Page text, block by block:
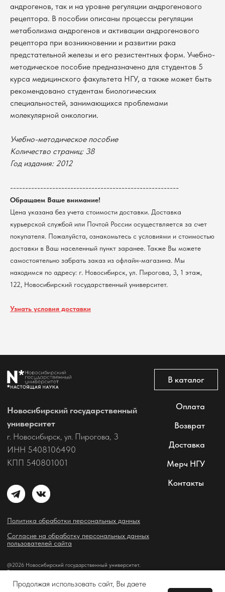
андрогенов, так и на уровне регуляции андрогенового
рецептора. В пособии описаны процессы регуляции
метаболизма андрогенов и активации андрогенового
рецептора при возникновении и развитии рака
предстательной железы и его резистентных форм. Учебно-
методическое пособие предназначено для студентов 5
курса медицинского факультета НГУ, а также может быть
рекомендовано студентам биологических
специальностей, занимающихся проблемами
молекулярной онкологии.
Учебно-методическое пособие
Количество страниц: 38
Год издания: 2012
--------------------------------------------------------
Обращаем Ваше внимание!
Цена указана без учета стоимости доставки. Доставка
курьерской службой или Почтой России осуществляется за счет
покупателя. Пожалуйста, ознакомьтесь с условиями и стоимостью
доставки в Ваш населенный пункт заранее. Также Вы можете
самостоятельно забрать заказ из офлайн-магазина. Мы
находимся по адресу: г. Новосибирск, ул. Пирогова, 3, 1 этаж,
122, Новосибирский государственный университет.
Узнать условия доставки
@2026 Новосибирский государственный университет.
Согласие на обработку персональных данных
пользователей сайта
Новосибирский государственный
университет
г. Новосибирск, ул. Пирогова, 3
ИНН 5408106490
Продолжая использовать сайт, Вы даете